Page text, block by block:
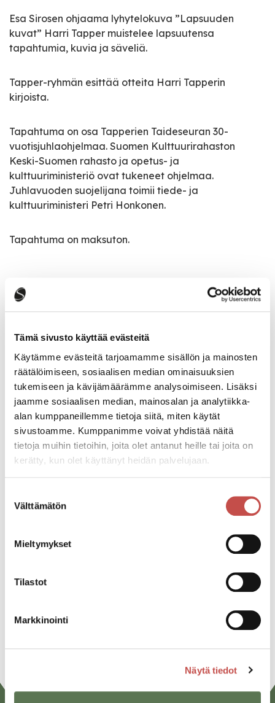
Tämä sivusto käyttää evästeitä
Käytämme evästeitä tarjoamamme sisällön ja mainosten
räätälöimiseen, sosiaalisen median ominaisuuksien
tukemiseen ja kävijämäärämme analysoimiseen. Lisäksi
jaamme sosiaalisen median, mainosalan ja analytiikka-
alan kumppaneillemme tietoja siitä, miten käytät
sivustoamme. Kumppanimme voivat yhdistää näitä
tietoja muihin tietoihin, joita olet antanut heille tai joita on
kerätty, kun olet käyttänyt heidän palvelujaan.
valinta
Välttämätön
Mieltymykset
Tilastot
Markkinointi
Näytä tiedot
Esa Sirosen ohjaama lyhytelokuva ”Lapsuuden
kuvat” Harri Tapper muistelee lapsuutensa
tapahtumia, kuvia ja säveliä.
Tapper-ryhmän esittää otteita Harri Tapperin
kirjoista.
Tapahtuma on osa Tapperien Taideseuran 30-
vuotisjuhlaohjelmaa. Suomen Kulttuurirahaston
Keski-Suomen rahasto ja opetus- ja
kulttuuriministeriö ovat tukeneet ohjelmaa.
Juhlavuoden suojelijana toimii tiede- ja
kulttuuriministeri Petri Honkonen.
Tapahtuma on maksuton.
Tapahtumatiedot
Tapahtuman järjestäjä
Tapperien Taideseura ry, Esa Sironen, Markku
Koskenlahti ja Tapper-ryhmä
Tapahtumapaikka
Saarijärven kaupungintalo
Sivulantie 11, 43101 Saarijärvi
Facebook
Twitter
URL